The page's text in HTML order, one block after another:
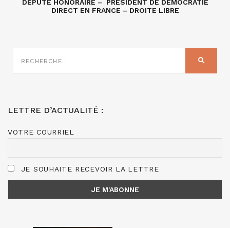
DÉPUTÉ HONORAIRE – PRÉSIDENT DE DÉMOCRATIE
DIRECT EN FRANCE – DROITE LIBRE
SUR
LETTRE D’ACTUALITÉ :
VOTRE COURRIEL
JE SOUHAITE RECEVOIR LA LETTRE